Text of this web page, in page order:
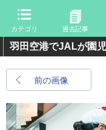
カテゴリ 過去記事
羽田空港でJALが園
前の画像